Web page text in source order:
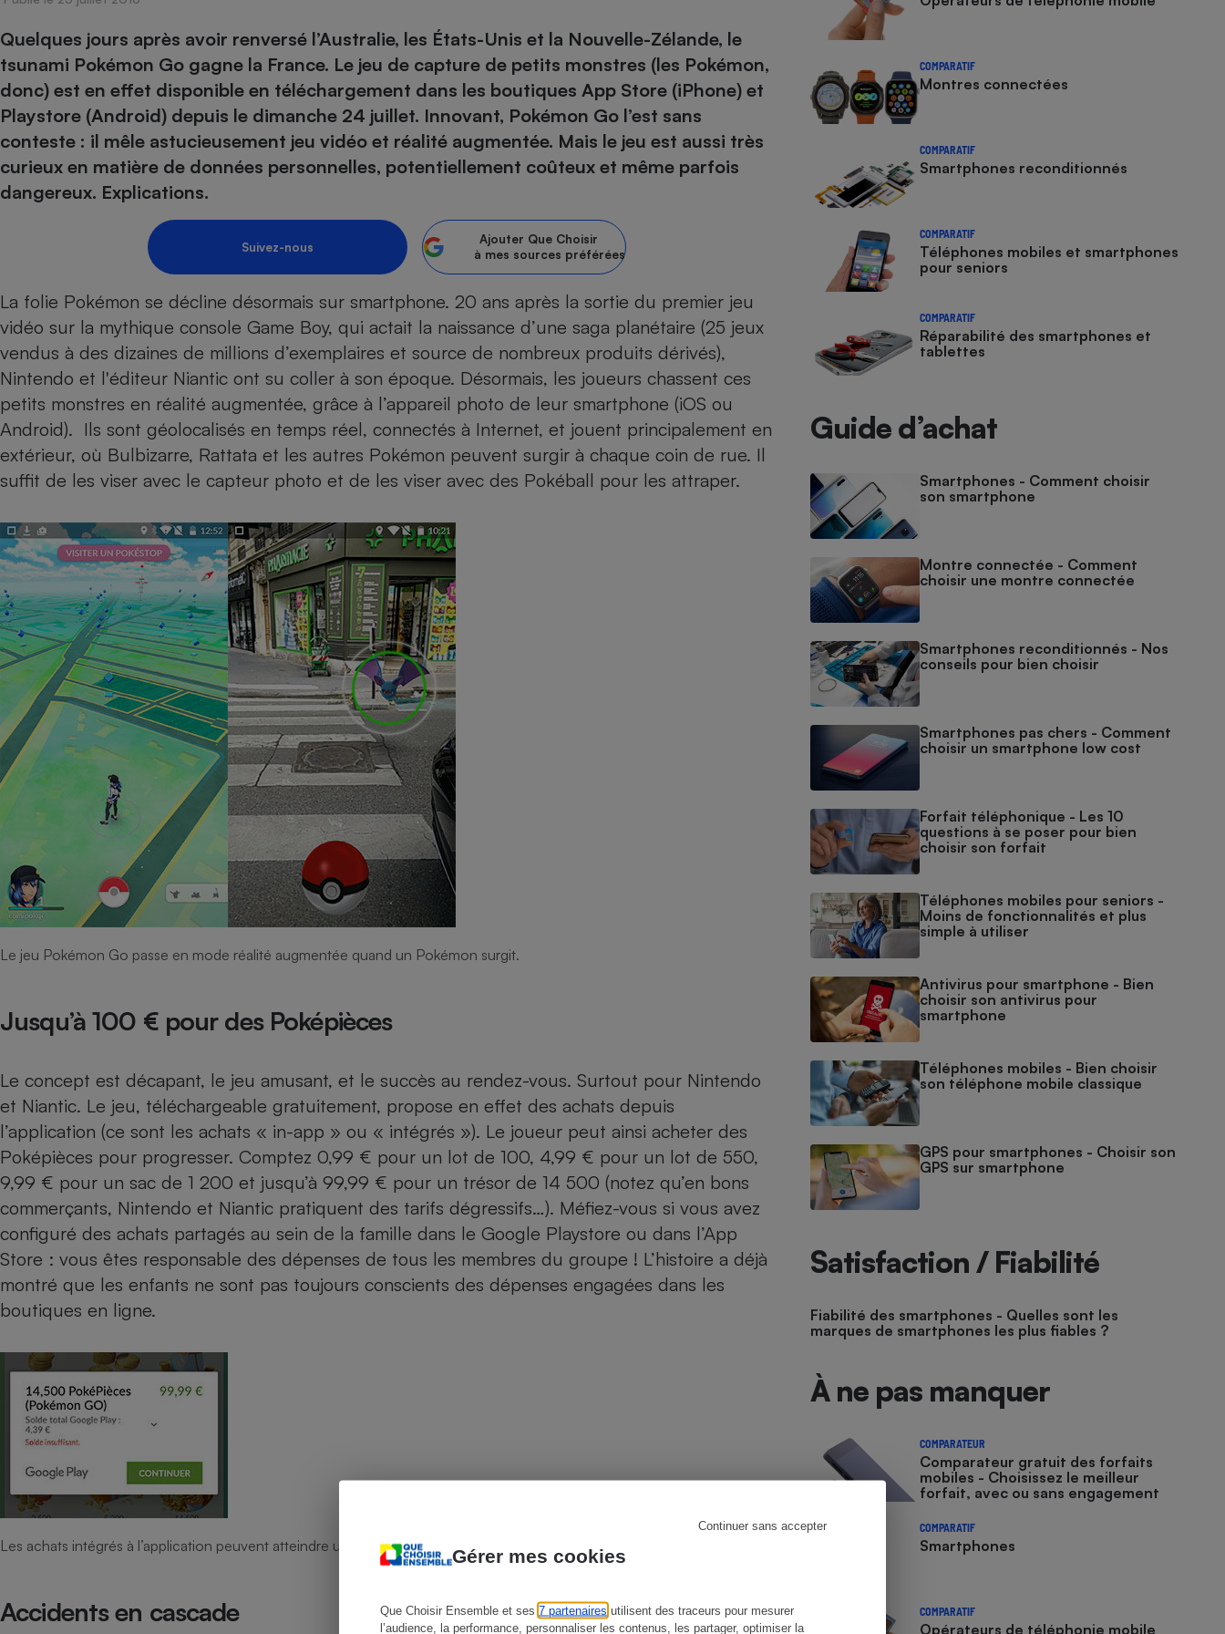
Gérer mes cookies
Que Choisir Ensemble et ses 7 partenaires utilisent des traceurs pour mesurer
l’audience, la performance, personnaliser les contenus, les partager, optimiser la
Continuer sans accepter
Quelques jours après avoir renversé l’Australie, les États-Unis et la Nouvelle-Zélande, le
tsunami Pokémon Go gagne la France. Le jeu de capture de petits monstres (les Pokémon,
donc) est en effet disponible en téléchargement dans les boutiques App Store (iPhone) et
Playstore (Android) depuis le dimanche 24 juillet. Innovant, Pokémon Go l’est sans
conteste : il mêle astucieusement jeu vidéo et réalité augmentée. Mais le jeu est aussi très
curieux en matière de données personnelles, potentiellement coûteux et même parfois
dangereux. Explications.
Suivez-nous
Ajouter Que Choisir
à mes sources préférées
La folie Pokémon se décline désormais sur smartphone. 20 ans après la sortie du premier jeu
vidéo sur la mythique console Game Boy, qui actait la naissance d’une saga planétaire (25 jeux
vendus à des dizaines de millions d’exemplaires et source de nombreux produits dérivés),
Nintendo et l'éditeur Niantic ont su coller à son époque. Désormais, les joueurs chassent ces
petits monstres en réalité augmentée, grâce à l’appareil photo de leur smartphone (iOS ou
Android). Ils sont géolocalisés en temps réel, connectés à Internet, et jouent principalement en
extérieur, où Bulbizarre, Rattata et les autres Pokémon peuvent surgir à chaque coin de rue. Il
suffit de les viser avec le capteur photo et de les viser avec des Pokéball pour les attraper.
Le jeu Pokémon Go passe en mode réalité augmentée quand un Pokémon surgit.
Jusqu’à 100 € pour des Poképièces
Le concept est décapant, le jeu amusant, et le succès au rendez-vous. Surtout pour Nintendo
et Niantic. Le jeu, téléchargeable gratuitement, propose en effet des achats depuis
l’application (ce sont les achats « in-app » ou « intégrés »). Le joueur peut ainsi acheter des
Poképièces pour progresser. Comptez 0,99 € pour un lot de 100, 4,99 € pour un lot de 550,
9,99 € pour un sac de 1 200 et jusqu’à 99,99 € pour un trésor de 14 500 (notez qu’en bons
commerçants, Nintendo et Niantic pratiquent des tarifs dégressifs…). Méfiez-vous si vous avez
configuré des achats partagés au sein de la famille dans le Google Playstore ou dans l’App
Store : vous êtes responsable des dépenses de tous les membres du groupe ! L’histoire a déjà
montré que les enfants ne sont pas toujours conscients des dépenses engagées dans les
boutiques en ligne.
Les achats intégrés à l’application peuvent atteindre une centaine d’euros !
Accidents en cascade
COMPARATIF
Montres connectées
COMPARATIF
Smartphones reconditionnés
COMPARATIF
Téléphones mobiles et smartphones
pour seniors
COMPARATIF
Réparabilité des smartphones et
tablettes
Guide d’achat
Smartphones - Comment choisir
son smartphone
Montre connectée - Comment
choisir une montre connectée
Smartphones reconditionnés - Nos
conseils pour bien choisir
Smartphones pas chers - Comment
choisir un smartphone low cost
Forfait téléphonique - Les 10
questions à se poser pour bien
choisir son forfait
Téléphones mobiles pour seniors -
Moins de fonctionnalités et plus
simple à utiliser
Antivirus pour smartphone - Bien
choisir son antivirus pour
smartphone
Téléphones mobiles - Bien choisir
son téléphone mobile classique
GPS pour smartphones - Choisir son
GPS sur smartphone
Satisfaction / Fiabilité
Fiabilité des smartphones - Quelles sont les
marques de smartphones les plus fiables ?
À ne pas manquer
COMPARATEUR
Comparateur gratuit des forfaits
mobiles - Choisissez le meilleur
forfait, avec ou sans engagement
COMPARATIF
Smartphones
COMPARATIF
Opérateurs de téléphonie mobile
Produit alimentaire
Sécurité - Hygiène
Supermarché - Drive
Circuits courts et
alimentation locale
alimentaire
Champagne - Comment choisir une
bouteille de champagne
Assurance
Banque - Crédit
Epargne - Fiscalité
Mutuelle Banque en ligne
Assurance emprunteur
Banque en ligne
Carburant
Circulation routière
Contrôle technique - Réparation
Pièce détachée
Moto
Comparateur auto
Comparatif sèche-linge
Comparatif réfrigérateur-congélateur
Comparatif climatiseur mobile
Comparatif aspirateur balai
Comparatif aspirateur traîneau
Comparatif cafetière automatique
Comparatif robot cuiseur
Comparatif centrale vapeur
Gros électroménager
Petit électroménager - Ustensile
Lave-linge
Plaque de cuisson à
induction
Climatiseur -
Ventilateur
Aspirateur
Panneaux
photovoltaïques
Comparatif smartphone
Comparatif casque audio
Comparatif ordinateur portable
Comparatif ultrabook
Comparatif tablette tactile
Image et son
Informatique
Internet
Téléphonie
Téléviseur
Téléphone mobile -
Smartphone
Antivirus
Crédit immobilier
Comparatif nettoyeur haute
pression
Comparatif tondeuse robot
Bricolage - Jardinage
Chauffage
Produit d'entretien
Sécurité domestique
Matelas
Radiateur électrique
Ventilateur
Comparateur mutuelle
Comparateur des devis d’opticiens
Hygiène - Beauté
Maladie - Médecine - Médicament
Système de santé - Complémentaire santé
Mutuelle
Antimoustique
Maison de retraite
Obsèques - Pompes
funèbres
Retraite
Puériculture - Produit
pour bébé
Choisir son fioul
Choisir son pellet
Comparateur assurance emprunteur
Energie Moins Chère Ensemble
Tous les comparateurs
Toutes les cartes interactives
Speedtest - Testez le débit de votre
connexion Internet
nous ?